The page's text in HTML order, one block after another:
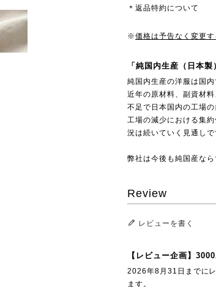
＊返品特約について
※価格は予告なく変更
「純国内生産（日本製
純国内生産の洋服は国
近年の原材料、副資材
不足で日本国内の工場の
工場の減少における集
況は続いていく見通しで
弊社は今後も純国産な
Review
レビューを書く
【レビュー企画】
2026年8月31日までに
ます。